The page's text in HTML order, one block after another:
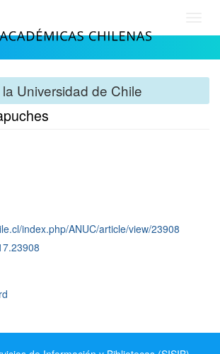
Universidad de Chile
index.php/ANUC/article/view/23908